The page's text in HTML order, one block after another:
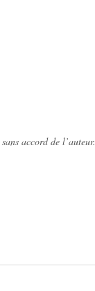
accord de l’auteur.